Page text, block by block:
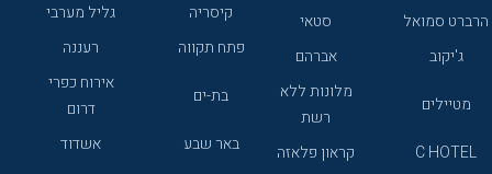
הרברט סמואל
סטאי
ג'יקוב
אברהם
מטיילים
מלונות ללא
רשת
C HOTEL
קראון פלאזה
קיסריה
גליל מערבי
פתח תקווה
רעננה
בת-ים
אירוח כפרי
דרום
באר שבע
אשדוד